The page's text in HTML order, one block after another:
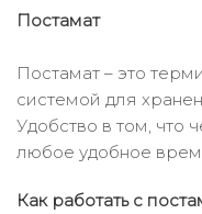
Постамат
Постамат – это
системой для
Удобство в том, что
любое удобное
Как работать с